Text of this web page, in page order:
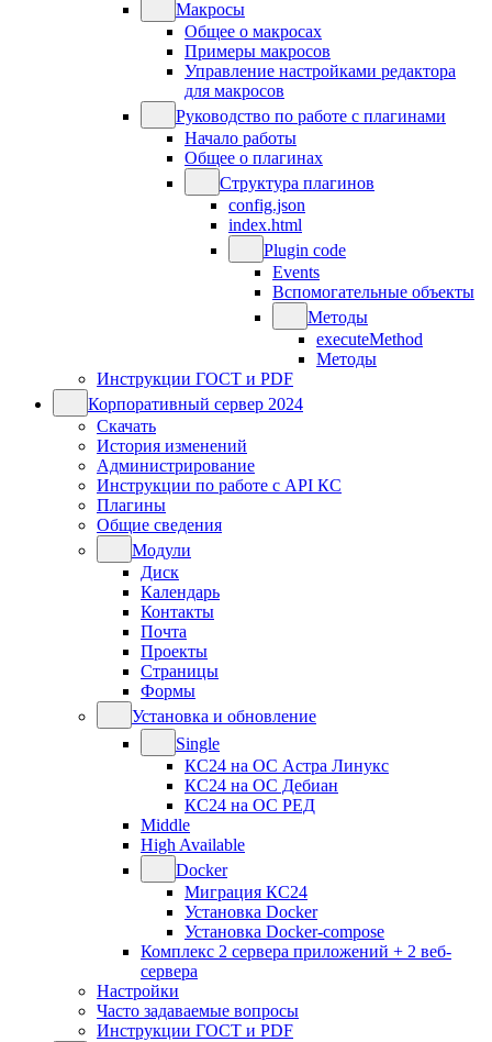
Макросы
Общее о макросах
Примеры макросов
Управление настройками редактора
для макросов
Руководство по работе с плагинами
Начало работы
Общее о плагинах
Структура плагинов
config.json
index.html
Plugin code
Events
Вспомогательные объекты
Методы
executeMethod
Методы
Инструкции ГОСТ и PDF
Корпоративный сервер 2024
Скачать
История изменений
Администрирование
Инструкции по работе с API КС
Плагины
Общие сведения
Модули
Диск
Календарь
Контакты
Почта
Проекты
Страницы
Формы
Установка и обновление
Single
КС24 на ОС Астра Линукс
КС24 на ОС Дебиан
КС24 на ОС РЕД
Middle
High Available
Docker
Миграция КС24
Установка Docker
Установка Docker-compose
Комплекс 2 сервера приложений + 2 веб-
сервера
Настройки
Часто задаваемые вопросы
Инструкции ГОСТ и PDF